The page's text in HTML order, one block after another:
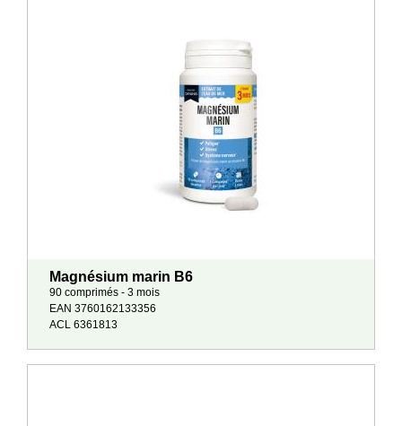
Magnésium marin B6
90 comprimés - 3 mois
EAN 3760162133356
ACL 6361813